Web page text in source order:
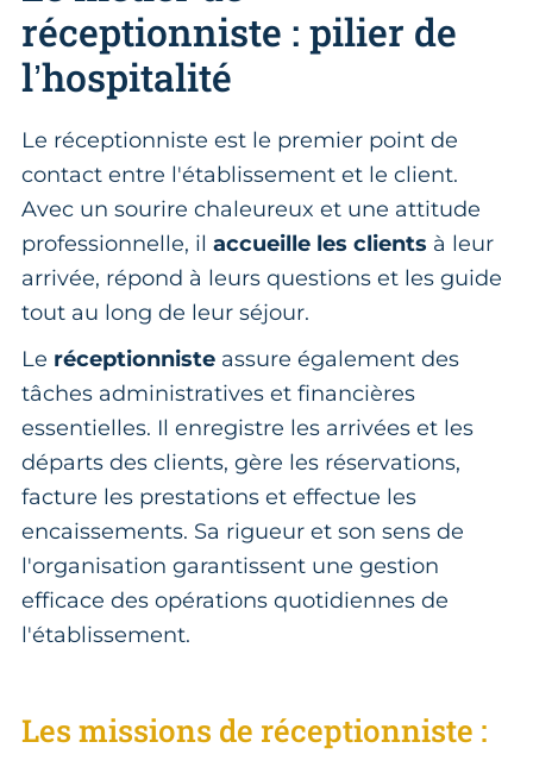
réceptionniste : pilier de
l’hospitalité
Le réceptionniste est le premier point de
contact entre l'établissement et le client.
Avec un sourire chaleureux et une attitude
professionnelle, il accueille les clients à leur
arrivée, répond à leurs questions et les guide
tout au long de leur séjour.
Le réceptionniste assure également des
tâches administratives et financières
essentielles. Il enregistre les arrivées et les
départs des clients, gère les réservations,
facture les prestations et effectue les
encaissements. Sa rigueur et son sens de
l'organisation garantissent une gestion
efficace des opérations quotidiennes de
l'établissement.
Les missions de réceptionniste :